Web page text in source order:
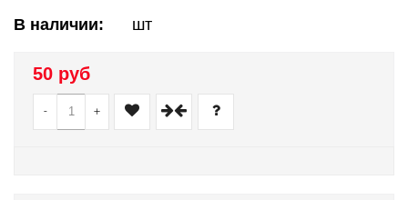
В наличии: шт
50 руб
- +